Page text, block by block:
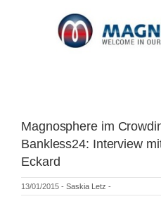
Magnosphere im
Bankless24: Interview
Eckard
13/01/2015 - Saskia Letz -